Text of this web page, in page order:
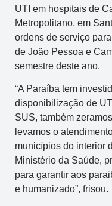
UTI em hospitais de
Metropolitano, em
ordens de serviço
de João Pessoa e
semestre deste ano.
“A Paraíba tem
disponibilização de
SUS, também
levamos o
municípios do interior
Ministério da Saúde,
para garantir aos
e humanizado”, frisou.